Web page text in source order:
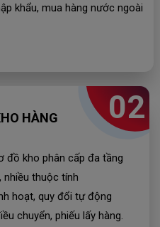
02
HÀNG
đồ kho phân cấp đa tầng
nhiều thuộc tính
hoạt, quy đổi tự động
chuyển, phiếu lấy hàng.
khẩu, mua hàng nước ngoài